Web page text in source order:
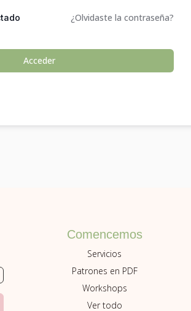
¿Olvidaste la contraseña?
Acceder
Comencemos
Servicios
Patrones en PDF
Workshops
Ver todo